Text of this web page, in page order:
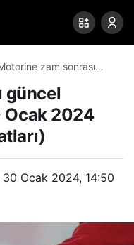
zam sonrası
Ocak 2024 benzin ve
fiyatları)
güncel
Ocak 2024
30 Ocak 2024, 14:50
0 Paylaş